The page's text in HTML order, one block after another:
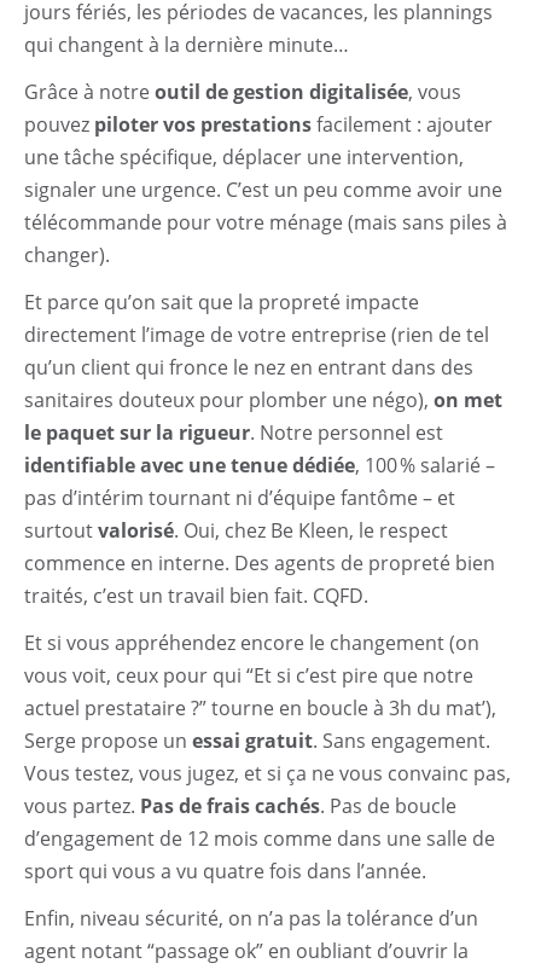
jours fériés, les périodes de vacances, les plannings
qui changent à la dernière minute…
Grâce à notre outil de gestion digitalisée, vous
pouvez piloter vos prestationsfacilement : ajouter
une tâche spécifique, déplacer une intervention,
signaler une urgence. C’est un peu comme avoir une
télécommande pour votre ménage (mais sans piles à
changer).
Et parce qu’on sait que la propreté impacte
directement l’image de votre entreprise (rien de tel
qu’un client qui fronce le nez en entrant dans des
sanitaires douteux pour plomber une négo), on met
le paquet sur la rigueur. Notre personnel est
identifiable avec une tenue dédiée, 100 % salarié –
pas d’intérim tournant ni d’équipe fantôme – et
surtoutvalorisé. Oui, chez Be Kleen, le respect
commence en interne. Des agents de propreté bien
traités, c’est un travail bien fait. CQFD.
Et si vous appréhendez encore le changement (on
vous voit, ceux pour qui “Et si c’est pire que notre
actuel prestataire ?” tourne en boucle à 3h du mat’),
Serge propose un essai gratuit. Sans engagement.
Vous testez, vous jugez, et si ça ne vous convainc pas,
vous partez. Pas de frais cachés. Pas de boucle
d’engagement de 12 mois comme dans une salle de
sport qui vous a vu quatre fois dans l’année.
Enfin, niveau sécurité, on n’a pas la tolérance d’un
agent notant “passage ok” en oubliant d’ouvrir la